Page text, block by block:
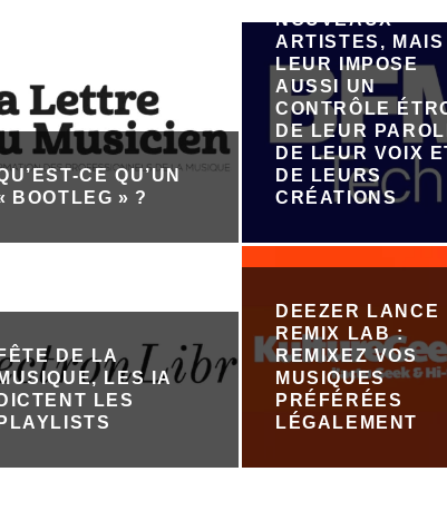
CE QU’UN
BOOTLEG » ?
NOUVEAUX
ARTISTES, MAIS
LEUR IMPOSE
AUSSI UN
CONTRÔLE
DE LEUR
DE LEUR VOIX
DE LEURS
CRÉATIONS
FÊTE DE LA
LES IA
DICTENT LES
PLAYLISTS
DEEZER LANCE
REMIX LAB :
REMIXEZ VOS
MUSIQUES
PRÉFÉRÉES
LÉGALEMENT